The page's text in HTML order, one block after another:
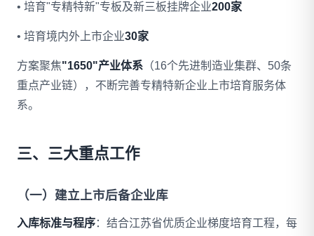
• 培育"专精特新"专板及新三板挂牌企业200家
• 培育境内外上市企业30家
方案聚焦"1650"产业体系 （16个先进制造业集群、50条
重点产业链），不断完善专精特新企业上市培育服务体
系。
三、三大重点工作
（一）建立上市后备企业库
入库标准与程序：结合江苏省优质企业梯度培育工程，每